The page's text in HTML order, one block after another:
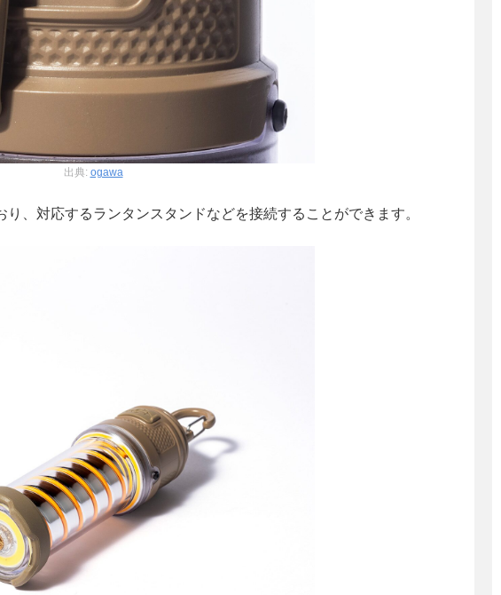
出典: ogawa
、対応するランタンスタンドなどを接続することができます。